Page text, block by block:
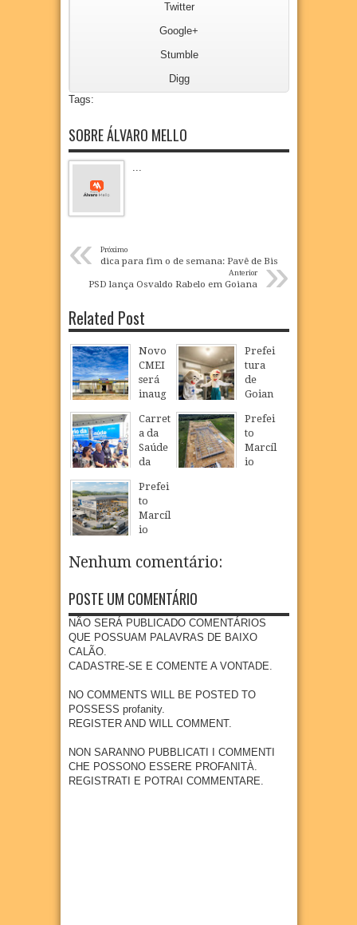
Twitter
Google+
Stumble
Digg
Tags:
SOBRE ÁLVARO MELLO
...
« Próximo
dica para fim o de semana: Pavê de Bis»
Anterior
PSD lança Osvaldo Rabelo em Goiana
Related Post
Novo
CMEI
será
inaug
em
São
Loure
nço e
ampli
a
oferta
de
infanti
Goian
Prefei
tura
de
Goian
realiz
a
Camp
anha
res de
15
Carret
a da
Saúde
da
r
inicia
atendi
mento
Goian
foco
na
preve
nção e
óstico
ce do
câncer
27 Jul 2026
Prefei
to
Marcíl
io
de
nova
ria em
a
Prefei
to
Marcíl
io
realiz
técnic
a à
área
que
receb
erá
empr
esa
metal
úrgica
com
previs
ão de
300
Nenhum comentário:
POSTE UM COMENTÁRIO
NÃO SERÁ PUBLICADO COMENTÁRIOS
QUE POSSUAM PALAVRAS DE BAIXO
CALÃO.
CADASTRE-SE E COMENTE A VONTADE.
NO COMMENTS WILL BE POSTED TO
POSSESS profanity.
REGISTER AND WILL COMMENT.
NON SARANNO PUBBLICATI I COMMENTI
CHE POSSONO ESSERE PROFANITÀ.
REGISTRATI E POTRAI COMMENTARE.